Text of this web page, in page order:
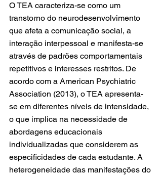
O TEA caracteriza-se como um
transtorno do neurodesenvolvimento
que afeta a comunicação social, a
interação interpessoal e manifesta-se
através de padrões comportamentais
repetitivos e interesses restritos. De
acordo com a American Psychiatric
Association (2013), o TEA apresenta-
se em diferentes níveis de intensidade,
o que implica na necessidade de
abordagens educacionais
individualizadas que considerem as
especificidades de cada estudante. A
heterogeneidade das manifestações do